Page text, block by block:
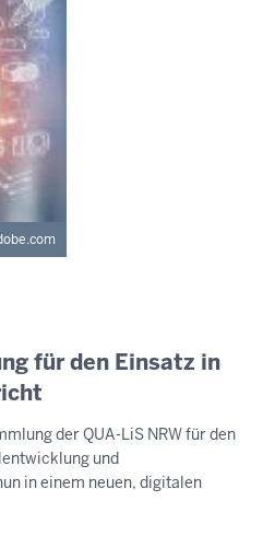
für den Einsatz in
der QUA-LiS NRW für den
und
in einem neuen, digitalen